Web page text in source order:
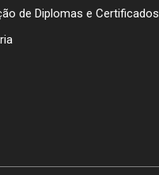
de Diplomas e Certificados